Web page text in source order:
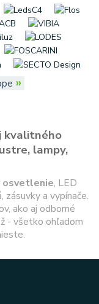
»
kvalitného
lampy,
osvetlenie, LED
a vypínače.
ako aj odborné
- všetko ohľadom